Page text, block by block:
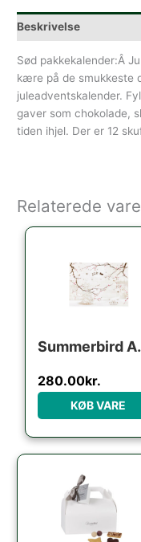
Beskrivelse
Sød pakkekalender:Â
kære på de smukkeste
juleadventskalender.
gaver som chokolade,
tiden ihjel. Der er 12
Relaterede
280.00kr.
KØB VARE